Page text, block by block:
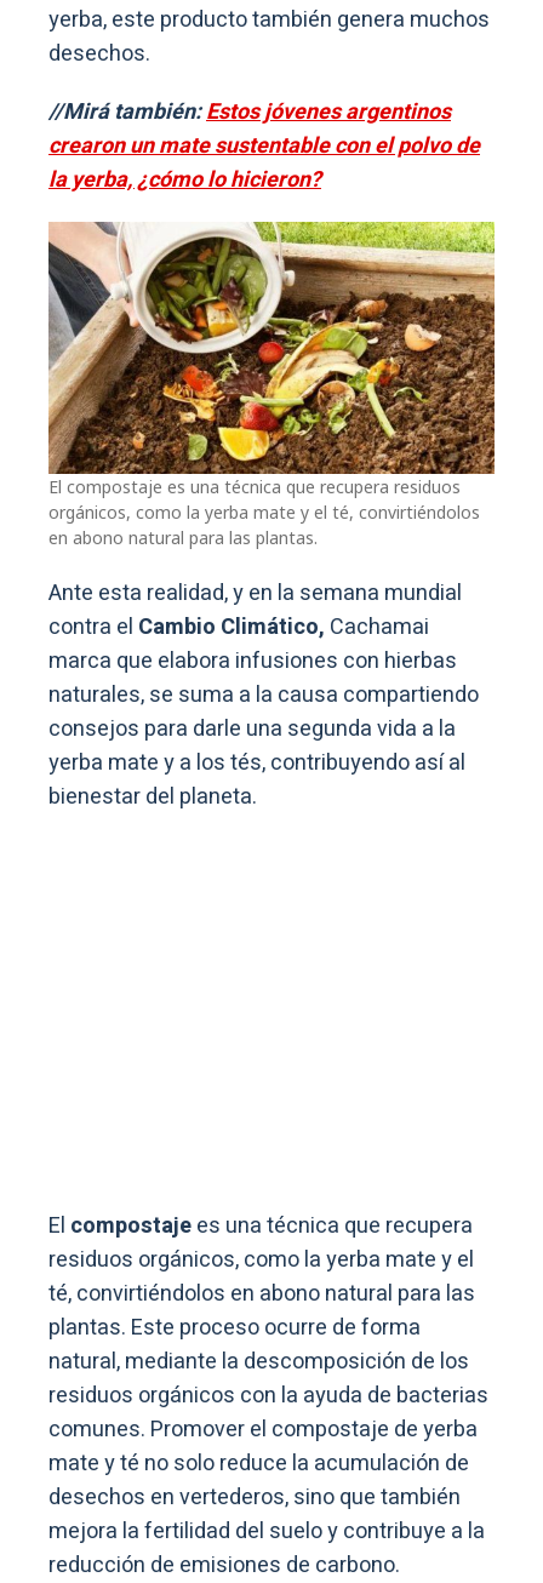
yerba, este producto también genera muchos
desechos.
//Mirá también:Estos jóvenes argentinos
crearon un mate sustentable con el polvo de
la yerba, ¿cómo lo hicieron?
El compostaje es una técnica que recupera residuos
orgánicos, como la yerba mate y el té, convirtiéndolos
en abono natural para las plantas.
Ante esta realidad, y en la semana mundial
contra el Cambio Climático, Cachamai
marca que elabora infusiones con hierbas
naturales, se suma a la causa compartiendo
consejos para darle una segunda vida a la
yerba mate y a los tés, contribuyendo así al
bienestar del planeta.
El compostajees una técnica que recupera
residuos orgánicos, como la yerba mate y el
té, convirtiéndolos en abono natural para las
plantas. Este proceso ocurre de forma
natural, mediante la descomposición de los
residuos orgánicos con la ayuda de bacterias
comunes. Promover el compostaje de yerba
mate y té no solo reduce la acumulación de
desechos en vertederos, sino que también
mejora la fertilidad del suelo y contribuye a la
reducción de emisiones de carbono.